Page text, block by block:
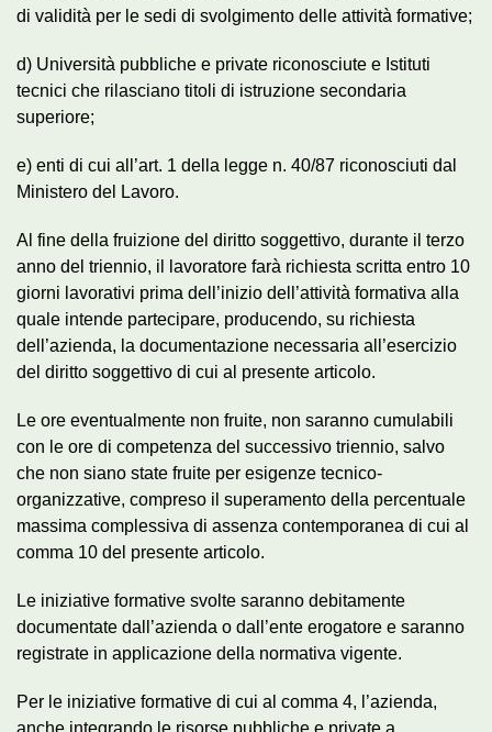
di validità per le sedi di svolgimento delle attività formative;
d) Università pubbliche e private riconosciute e Istituti
tecnici che rilasciano titoli di istruzione secondaria
superiore;
e) enti di cui all’art. 1 della legge n. 40/87 riconosciuti dal
Ministero del Lavoro.
Al fine della fruizione del diritto soggettivo, durante il terzo
anno del triennio, il lavoratore farà richiesta scritta entro 10
giorni lavorativi prima dell’inizio dell’attività formativa alla
quale intende partecipare, producendo, su richiesta
dell’azienda, la documentazione necessaria all’esercizio
del diritto soggettivo di cui al presente articolo.
Le ore eventualmente non fruite, non saranno cumulabili
con le ore di competenza del successivo triennio, salvo
che non siano state fruite per esigenze tecnico-
organizzative, compreso il superamento della percentuale
massima complessiva di assenza contemporanea di cui al
comma 10 del presente articolo.
Le iniziative formative svolte saranno debitamente
documentate dall’azienda o dall’ente erogatore e saranno
registrate in applicazione della normativa vigente.
Per le iniziative formative di cui al comma 4, l’azienda,
anche integrando le risorse pubbliche e private a